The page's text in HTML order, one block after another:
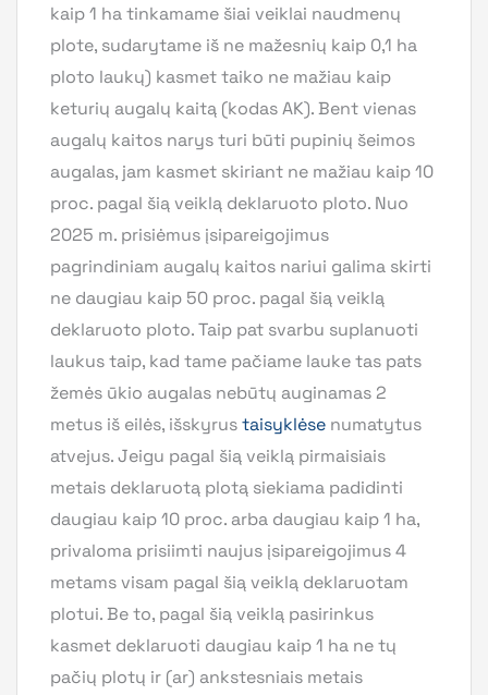
kaip 1 ha tinkamame šiai veiklai naudmenų
plote, sudarytame iš ne mažesnių kaip 0,1 ha
ploto laukų) kasmet taiko ne mažiau kaip
keturių augalų kaitą (kodas AK). Bent vienas
augalų kaitos narys turi būti pupinių šeimos
augalas, jam kasmet skiriant ne mažiau kaip 10
proc. pagal šią veiklą deklaruoto ploto. Nuo
2025 m. prisiėmus įsipareigojimus
pagrindiniam augalų kaitos nariui galima skirti
ne daugiau kaip 50 proc. pagal šią veiklą
deklaruoto ploto. Taip pat svarbu suplanuoti
laukus taip, kad tame pačiame lauke tas pats
žemės ūkio augalas nebūtų auginamas 2
metus iš eilės, išskyrustaisyklėse numatytus
atvejus. Jeigu pagal šią veiklą pirmaisiais
metais deklaruotą plotą siekiama padidinti
daugiau kaip 10 proc. arba daugiau kaip 1 ha,
privaloma prisiimti naujus įsipareigojimus 4
metams visam pagal šią veiklą deklaruotam
plotui. Be to, pagal šią veiklą pasirinkus
kasmet deklaruoti daugiau kaip 1 ha ne tų
pačių plotų ir (ar) ankstesniais metais